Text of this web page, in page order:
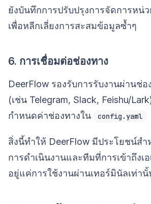
ยังบันทึกการปรับปรุงการจัดการหน่
เพื่อหลีกเลี่ยงการสะสมข้อมูลซ้ำๆ
6. การเชื่อมต่อช่องทาง
DeerFlow รองรับการรับงานผ่านช่
(เช่น Telegram, Slack, Feishu/
กำหนดค่าช่องทางใน
config.yaml
สิ่งนี้ทำให้ DeerFlow มีประโยชน์สำ
การดำเนินงานและทีมที่การเข้าถึงเ
อยู่แค่การใช้งานผ่านเทอร์มินัลเท่านั้